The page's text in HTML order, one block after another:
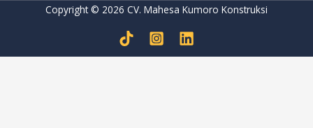
Copyright © 2026 CV. Mahesa Kumoro Konstruksi